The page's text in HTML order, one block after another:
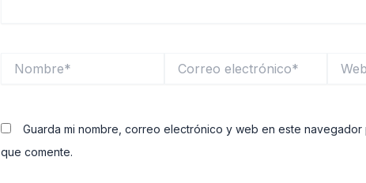
electrónico*
Guarda mi nombre, correo electrónico y web en este navegador
que comente.